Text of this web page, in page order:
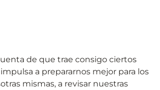
de que trae consigo ciertos
a prepararnos mejor para los
mismas, a revisar nuestras